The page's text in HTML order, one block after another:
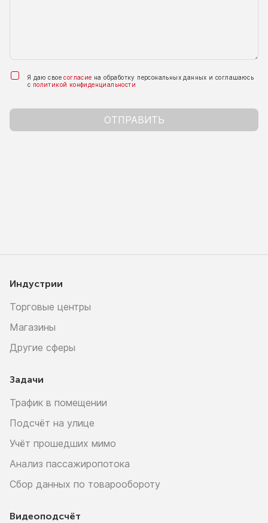
Я даю своесогласие на обработку персональных данных и соглашаюсь
с политикой конфиденциальности
ОТПРАВИТЬ
Индустрии
Торговые центры
Магазины
Другие сферы
Задачи
Трафик в помещении
Подсчёт на улице
Учёт прошедших мимо
Анализ пассажиропотока
Сбор данных по товарообороту
Видеоподсчёт